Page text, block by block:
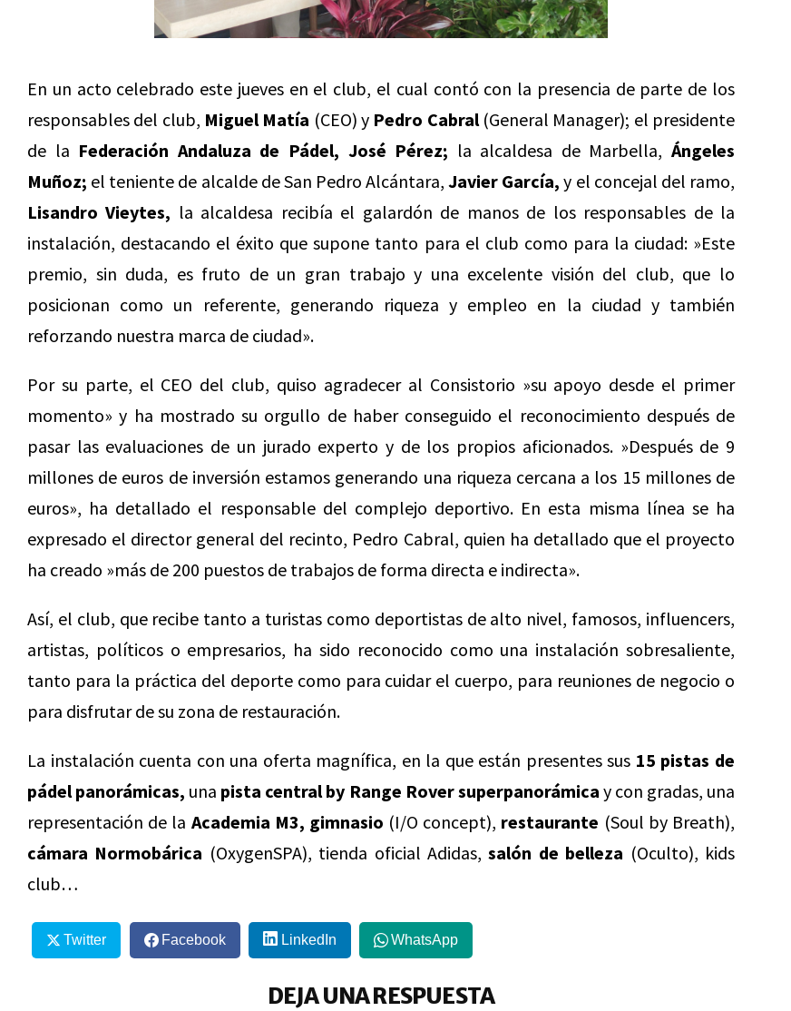
En un acto celebrado este jueves en el club, el cual contó con la presencia de parte de los
responsables del club, Miguel Matía (CEO) y Pedro Cabral(General Manager); el presidente
de la Federación Andaluza de Pádel, José Pérez; la alcaldesa de Marbella,Ángeles
Muñoz; el teniente de alcalde de San Pedro Alcántara,Javier García, y el concejal del ramo,
Lisandro Vieytes, la alcaldesa recibía el galardón de manos de los responsables de la
instalación, destacando el éxito que supone tanto para el club como para la ciudad: »Este
premio, sin duda, es fruto de un gran trabajo y una excelente visión del club, que lo
posicionan como un referente, generando riqueza y empleo en la ciudad y también
reforzando nuestra marca de ciudad».
Por su parte, el CEO del club, quiso agradecer al Consistorio »su apoyo desde el primer
momento» y ha mostrado su orgullo de haber conseguido el reconocimiento después de
pasar las evaluaciones de un jurado experto y de los propios aficionados. »Después de 9
millones de euros de inversión estamos generando una riqueza cercana a los 15 millones de
euros», ha detallado el responsable del complejo deportivo. En esta misma línea se ha
expresado el director general del recinto, Pedro Cabral, quien ha detallado que el proyecto
ha creado »más de 200 puestos de trabajos de forma directa e indirecta».
Así, el club, que recibe tanto a turistas como deportistas de alto nivel, famosos, influencers,
artistas, políticos o empresarios, ha sido reconocido como una instalación sobresaliente,
tanto para la práctica del deporte como para cuidar el cuerpo, para reuniones de negocio o
para disfrutar de su zona de restauración.
La instalación cuenta con una oferta magnífica, en la que están presentes sus 15 pistas de
pádel panorámicas, una pista central by Range Rover superpanorámica y con gradas, una
representación de la Academia M3, gimnasio (I/O concept), restaurante (Soul by Breath),
cámara Normobárica (OxygenSPA), tienda oficial Adidas,salón de belleza (Oculto), kids
club…
Twitter Facebook LinkedIn WhatsApp
DEJA UNA RESPUESTA